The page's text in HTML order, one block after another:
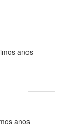
anos
anos